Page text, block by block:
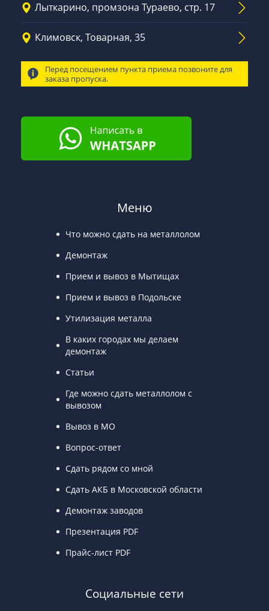
Лыткарино, промзона Тураево, стр. 17
Климовск, Товарная, 35
Перед посещением пункта приема позвоните для
заказа пропуска.
Меню
Что можно сдать на металлолом
Демонтаж
Прием и вывоз в Мытищах
Прием и вывоз в Подольске
Утилизация металла
В каких городах мы делаем
демонтаж
Статьи
Где можно сдать металлолом с
вывозом
Вывоз в МО
Вопрос-ответ
Сдать рядом со мной
Сдать АКБ в Московской области
Демонтаж заводов
Презентация PDF
Прайс-лист PDF
Социальные сети